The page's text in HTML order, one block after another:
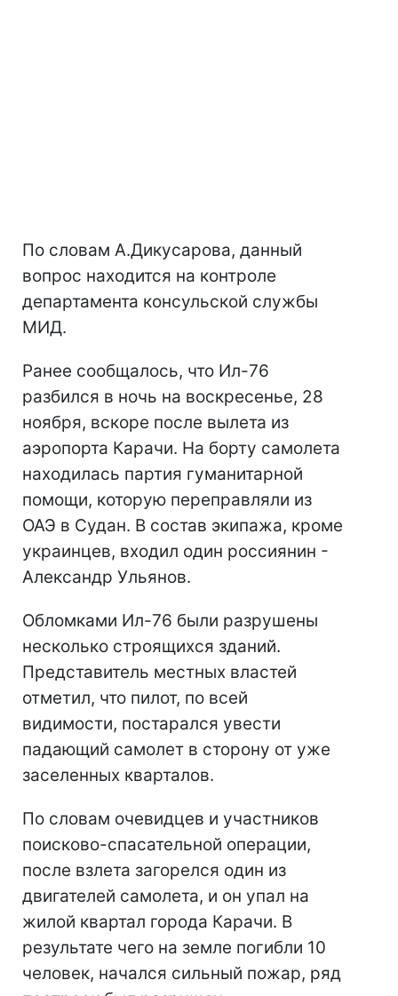
По словам А.Дикусарова, данный
вопрос находится на контроле
департамента консульской службы
МИД.
Ранее сообщалось, что Ил-76
разбился в ночь на воскресенье, 28
ноября, вскоре после вылета из
аэропорта Карачи. На борту самолета
находилась партия гуманитарной
помощи, которую переправляли из
ОАЭ в Судан. В состав экипажа, кроме
украинцев, входил один россиянин -
Александр Ульянов.
Обломками Ил-76 были разрушены
несколько строящихся зданий.
Представитель местных властей
отметил, что пилот, по всей
видимости, постарался увести
падающий самолет в сторону от уже
заселенных кварталов.
По словам очевидцев и участников
поисково-спасательной операции,
после взлета загорелся один из
двигателей самолета, и он упал на
жилой квартал города Карачи. В
результате чего на земле погибли 10
человек, начался сильный пожар, ряд